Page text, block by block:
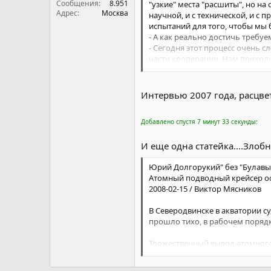
Сообщения
8.951
Адрес
Москва
"узкие" места "расшиты", но
научной, и с технической, и с
испытаний для того, чтобы мы
- А как реально достичь
- Сегодня этот процесс очень
части кооперации. Нам
материалов, которые
- То есть у вас фактически
- Да, это внутреннее ОТК,
Я не говорю, что такая
условиям, с параметрами
инструмент, который у нас
имею в виду не только МИТ, но
для всех методология.
- А насколько здесь применим
- Да, тогда были жесткая
существующей
проводил в 2005 году. Но
Повседневная работа,
касается не только ракетной
Интервью 2007 года,
Добавлено спустя 7 минут 33 секунды:
И еще одна
Юрий Долгорукий" без
Атомный подводный крейсер
2008-02-15 / Виктор Мясников
В Северодвинске в акватории
прошло тихо, в рабочем
Торжественный вывод
обороны – первого вице-
корпус, наполовину